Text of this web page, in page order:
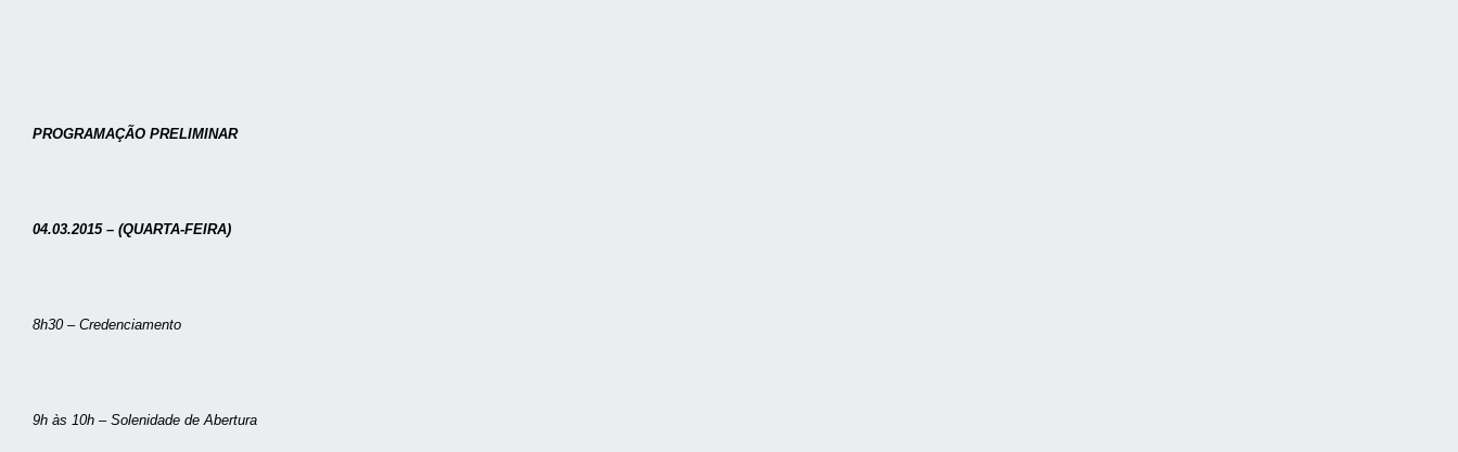
PROGRAMAÇÃO PRELIMINAR
04.03.2015 – (QUARTA-FEIRA)
8h30 – Credenciamento
9h às 10h – Solenidade de Abertura